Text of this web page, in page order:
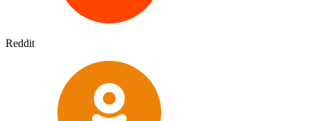
Reddit